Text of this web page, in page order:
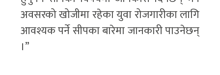
अवसरको खोजीमा रहेका युवा रोजगारीका लागि
आवश्यक पर्ने सीपका बारेमा जानकारी पाउनेछन्
।”